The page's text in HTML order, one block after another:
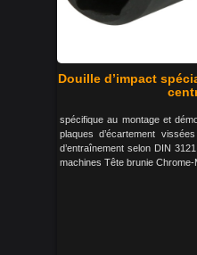
Douille d’impact
spécifique au montage et
plaques d’écartement
d’entraînement selon DIN
machines Tête brunie Chrome-